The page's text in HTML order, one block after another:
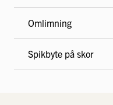
Omlimning
Spikbyte på skor